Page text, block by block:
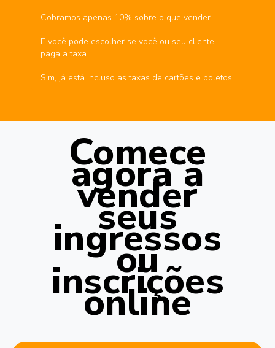
Cobramos apenas 10% sobre o que vender
E você pode escolher se você ou seu cliente
paga a taxa
Sim, já está incluso as taxas de cartões e boletos
Comece
agora a
vender
seus
ingressos
ou
inscrições
online